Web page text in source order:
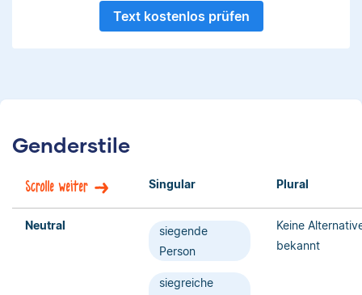
Text kostenlos prüfen
Genderstile
Scrolle weiter Singular Plural
Neutral
siegende
Person
siegreiche
Keine
bekannt